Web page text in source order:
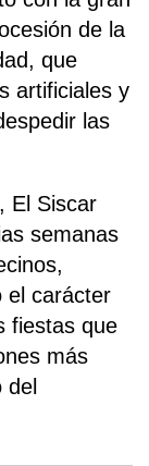
de la
que
artificiales y
las
El Siscar
semanas
el carácter
fiestas que
más